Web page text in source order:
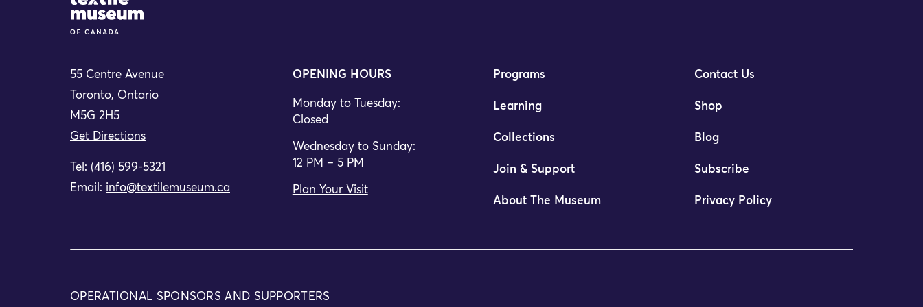
55 Centre Avenue
Toronto, Ontario
M5G 2H5
Get Directions
Tel: (416) 599-5321
Email: info@textilemuseum.ca
OPENING HOURS
Monday to Tuesday:
Closed
Wednesday to Sunday:
12 PM – 5 PM
Plan Your Visit
Programs
Learning
Collections
Join & Support
About The Museum
Contact Us
Shop
Blog
Subscribe
Privacy Policy
OPERATIONAL SPONSORS AND SUPPORTERS